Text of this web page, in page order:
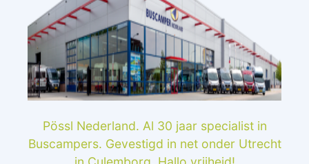
Pössl Nederland. Al 30 jaar specialist in
Buscampers. Gevestigd in net onder Utrecht